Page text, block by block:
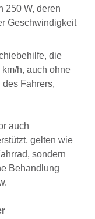
250 W, deren
Geschwindigkeit
die
h, auch ohne
Fahrers,
auch
gelten wie
sondern
Behandlung